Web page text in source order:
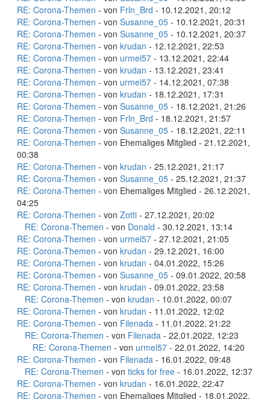
RE: Corona-Themen - von Frln_Brd - 10.12.2021, 20:12
RE: Corona-Themen - von Susanne_05 - 10.12.2021, 20:31
RE: Corona-Themen - von Susanne_05 - 10.12.2021, 20:37
RE: Corona-Themen - von krudan - 12.12.2021, 22:53
RE: Corona-Themen - von urmel57 - 13.12.2021, 22:44
RE: Corona-Themen - von krudan - 13.12.2021, 23:41
RE: Corona-Themen - von urmel57 - 14.12.2021, 07:38
RE: Corona-Themen - von krudan - 18.12.2021, 17:31
RE: Corona-Themen - von Susanne_05 - 18.12.2021, 21:26
RE: Corona-Themen - von Frln_Brd - 18.12.2021, 21:57
RE: Corona-Themen - von Susanne_05 - 18.12.2021, 22:11
RE: Corona-Themen - von Ehemaliges Mitglied - 21.12.2021,
00:38
RE: Corona-Themen - von krudan - 25.12.2021, 21:17
RE: Corona-Themen - von Susanne_05 - 25.12.2021, 21:37
RE: Corona-Themen - von Ehemaliges Mitglied - 26.12.2021,
04:25
RE: Corona-Themen - von Zotti - 27.12.2021, 20:02
RE: Corona-Themen - von Donald - 30.12.2021, 13:14
RE: Corona-Themen - von urmel57 - 27.12.2021, 21:05
RE: Corona-Themen - von krudan - 29.12.2021, 16:00
RE: Corona-Themen - von krudan - 04.01.2022, 15:26
RE: Corona-Themen - von Susanne_05 - 09.01.2022, 20:58
RE: Corona-Themen - von krudan - 09.01.2022, 23:58
RE: Corona-Themen - von krudan - 10.01.2022, 00:07
RE: Corona-Themen - von krudan - 11.01.2022, 12:02
RE: Corona-Themen - von Filenada - 11.01.2022, 21:22
RE: Corona-Themen - von Filenada - 22.01.2022, 12:23
RE: Corona-Themen - von urmel57 - 22.01.2022, 14:20
RE: Corona-Themen - von Filenada - 16.01.2022, 09:48
RE: Corona-Themen - von ticks for free - 16.01.2022, 12:37
RE: Corona-Themen - von krudan - 16.01.2022, 22:47
RE: Corona-Themen - von Ehemaliges Mitglied - 18.01.2022,